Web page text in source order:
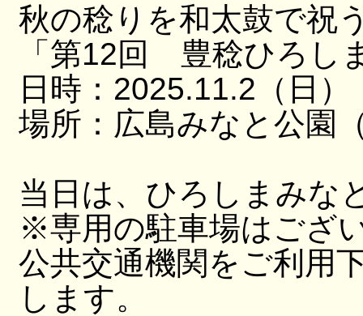
秋の稔りを和太鼓で祝
「第12回 豊稔ひろし
日時：2025.11.2（日
場所：広島みなと公園
当日は、ひろしまみな
※専用の駐車場はござ
公共交通機関をご利用
します。